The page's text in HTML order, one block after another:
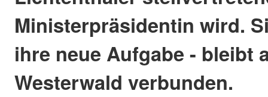
Ministerpräsidentin wird.
ihre neue Aufgabe - bleibt
Westerwald verbunden.